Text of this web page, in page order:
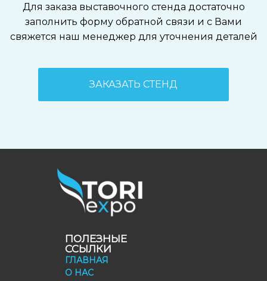
Для заказа выставочного стенда достаточно
заполнить форму обратной связи и с Вами
свяжется наш менеджер для уточнения деталей
ЗАКАЗАТЬ СТЕНД
ПОЛЕЗНЫЕ
ССЫЛКИ
ГЛАВНАЯ
О НАС